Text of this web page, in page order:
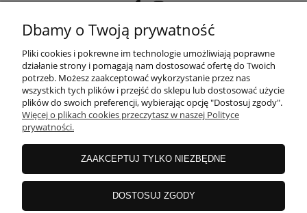
POMOC
MOJE KONTO
PŁATNOŚCI I DOSTAWA
INFORMACJE
Dbamy o Twoją prywatność
Pliki cookies i pokrewne im technologie umożliwiają poprawne
działanie strony i pomagają nam dostosować ofertę do Twoich
potrzeb. Możesz zaakceptować wykorzystanie przez nas
wszystkich tych plików i przejść do sklepu lub dostosować użycie
plików do swoich preferencji, wybierając opcję "Dostosuj zgody".
Więcej o plikach cookies przeczytasz w naszej Polityce
prywatności.
ZAAKCEPTUJ TYLKO NIEZBĘDNE
DOSTOSUJ ZGODY